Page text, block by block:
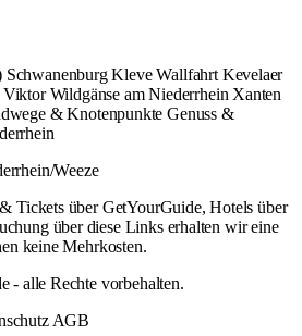
Schwanenburg Kleve Wallfahrt Kevelaer
Viktor Wildgänse am Niederrhein Xanten
& Knotenpunkte Genuss &
Weeze
Tickets über GetYourGuide, Hotels über
über diese Links erhalten wir eine
keine Mehrkosten.
- alle Rechte vorbehalten.
AGB